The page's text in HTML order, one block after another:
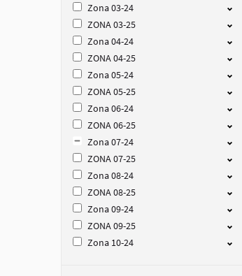
Zona 03-24
ZONA 03-25
Zona 04-24
ZONA 04-25
Zona 05-24
ZONA 05-25
Zona 06-24
ZONA 06-25
Zona 07-24
ZONA 07-25
Zona 08-24
ZONA 08-25
Zona 09-24
ZONA 09-25
Zona 10-24